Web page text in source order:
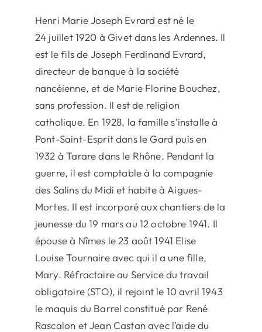
Henri Marie Joseph Evrard est né le
24 juillet 1920 à Givet dans les Ardennes. Il
est le fils de Joseph Ferdinand Evrard,
directeur de banque à la société
nancéienne, et de Marie Florine Bouchez,
sans profession. Il est de religion
catholique. En 1928, la famille s’installe à
Pont-Saint-Esprit dans le Gard puis en
1932 à Tarare dans le Rhône. Pendant la
guerre, il est comptable à la compagnie
des Salins du Midi et habite à Aigues-
Mortes. Il est incorporé aux chantiers de la
jeunesse du 19 mars au 12 octobre 1941. Il
épouse à Nîmes le 23 août 1941 Elise
Louise Tournaire avec qui il a une fille,
Mary. Réfractaire au Service du travail
obligatoire (STO), il rejoint le 10 avril 1943
le maquis du Barrel constitué par René
Rascalon et Jean Castan avec l’aide du